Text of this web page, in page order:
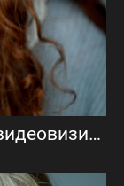
Дарья Горожанкина (фото и видеовизитка)